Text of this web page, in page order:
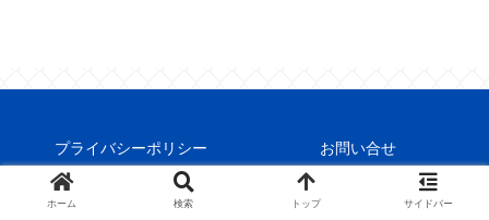
プライバシーポリシー お問い合せ
© 2022 さぼてんビジネス 得するノウハウ勉強帳.
ホーム 検索 トップ サイドバー